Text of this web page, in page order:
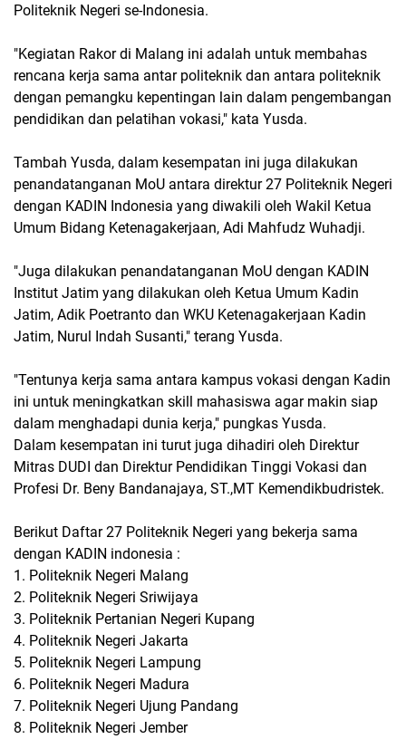
Politeknik Negeri se-Indonesia.
"Kegiatan Rakor di Malang ini adalah untuk membahas
rencana kerja sama antar politeknik dan antara politeknik
dengan pemangku kepentingan lain dalam pengembangan
pendidikan dan pelatihan vokasi," kata Yusda.
Tambah Yusda, dalam kesempatan ini juga dilakukan
penandatanganan MoU antara direktur 27 Politeknik Negeri
dengan KADIN Indonesia yang diwakili oleh Wakil Ketua
Umum Bidang Ketenagakerjaan, Adi Mahfudz Wuhadji.
"Juga dilakukan penandatanganan MoU dengan KADIN
Institut Jatim yang dilakukan oleh Ketua Umum Kadin
Jatim, Adik Poetranto dan WKU Ketenagakerjaan Kadin
Jatim, Nurul Indah Susanti," terang Yusda.
"Tentunya kerja sama antara kampus vokasi dengan Kadin
ini untuk meningkatkan skill mahasiswa agar makin siap
dalam menghadapi dunia kerja," pungkas Yusda.
Dalam kesempatan ini turut juga dihadiri oleh Direktur
Mitras DUDI dan Direktur Pendidikan Tinggi Vokasi dan
Profesi Dr. Beny Bandanajaya, ST.,MT Kemendikbudristek.
Berikut Daftar 27 Politeknik Negeri yang bekerja sama
dengan KADIN indonesia :
1. Politeknik Negeri Malang
2. Politeknik Negeri Sriwijaya
3. Politeknik Pertanian Negeri Kupang
4. Politeknik Negeri Jakarta
5. Politeknik Negeri Lampung
6. Politeknik Negeri Madura
7. Politeknik Negeri Ujung Pandang
8. Politeknik Negeri Jember